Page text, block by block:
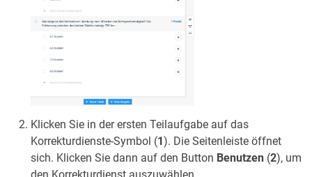
Klicken Sie in der ersten Teilaufgabe auf das
Korrekturdienste-Symbol (1). Die Seitenleiste öffnet
sich. Klicken Sie dann auf den Button Benutzen (2), um